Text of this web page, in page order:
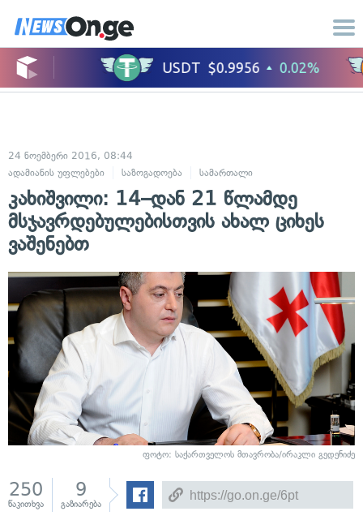
24 ნოემბერი 2016, 08:44
ადამიანის უფლებები
საზოგადოება სამართალი
კახიშვილი: 14–დან 21 წლამდე
მსჯავრდებულებისთვის ახალ ციხეს
ვაშენებთ
ფოტო: საქართველოს მთავრობა/ირაკლი გედენიძე
250
წაკითხვა
9
გაზიარება